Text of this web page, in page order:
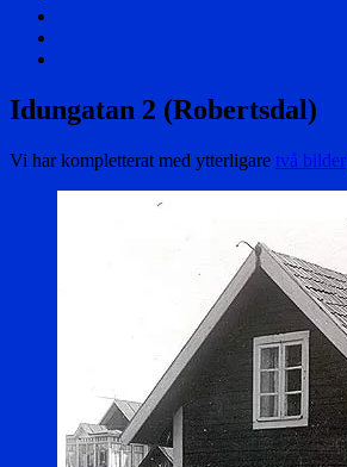
karta
Idungatan 2 (Robertsdal)
Vi har kompletterat med ytterligare två bilder